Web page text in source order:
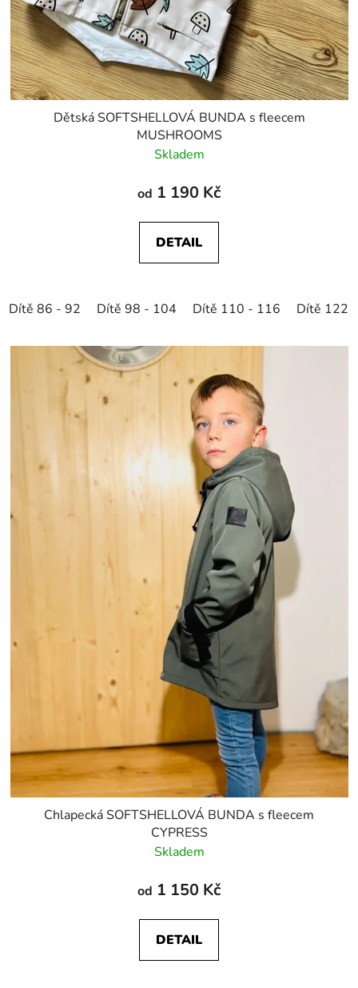
Dětská SOFTSHELLOVÁ BUNDA s fleecem
MUSHROOMS
Skladem
od 1 190 Kč
DETAIL
Dítě 86 - 92 Dítě 98 - 104 Dítě 110 - 116 Dítě 122
Chlapecká SOFTSHELLOVÁ BUNDA s fleecem
CYPRESS
Skladem
od 1 150 Kč
DETAIL